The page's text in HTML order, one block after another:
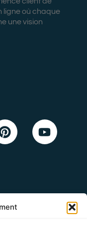
ligne où chaque
une vision